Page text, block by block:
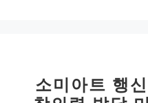
소미아트 행